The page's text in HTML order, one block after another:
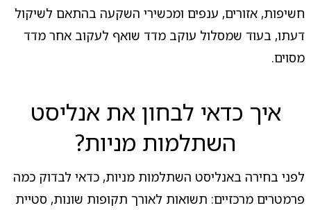
חשיפות, אזורים, ענפים ומכשירי השקעה בהתאם לשיקול
דעתו, בעוד שמסלול עוקב מדד שואף לעקוב אחר מדד
מסוים.
איך כדאי לבחון את אנליסט
השתלמות מניות?
לפני בחירה באנליסט השתלמות מניות, כדאי לבדוק כמה
פרמטרים מרכזיים: תשואות לאורך תקופות שונות, סטיית